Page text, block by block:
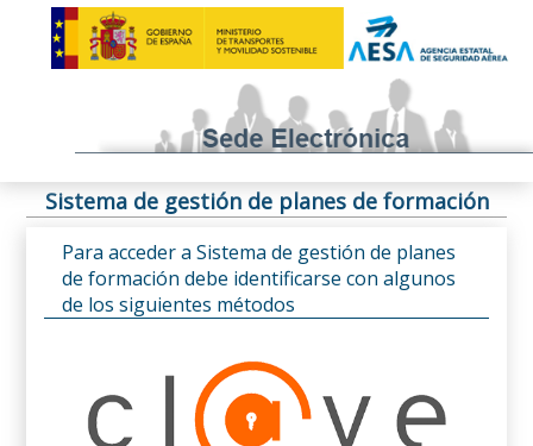
Sistema de gestión de planes de formación
Para acceder a Sistema de gestión de planes
de formación debe identificarse con algunos
de los siguientes métodos